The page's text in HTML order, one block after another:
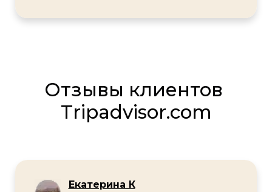
Отзывы клиентов
Tripadvisor.com
Екатерина К